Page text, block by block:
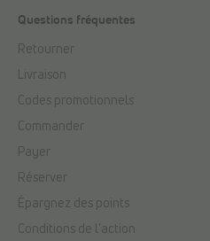
Questions fréquentes
Retourner
Livraison
Codes promotionnels
Commander
Payer
Réserver
Épargnez des points
Conditions de l'action